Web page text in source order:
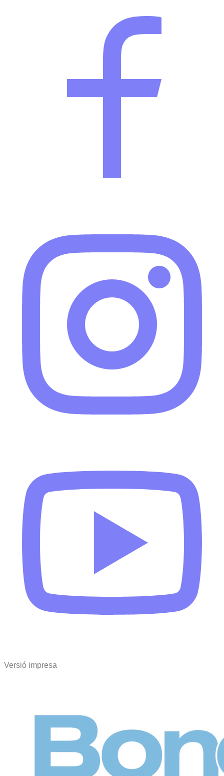
Versió impresa